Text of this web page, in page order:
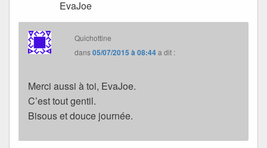
EvaJoe
Quichottine
dans05/07/2015 à 08:44a dit :
Merci aussi à toi, EvaJoe.
C’est tout gentil.
Bisous et douce journée.